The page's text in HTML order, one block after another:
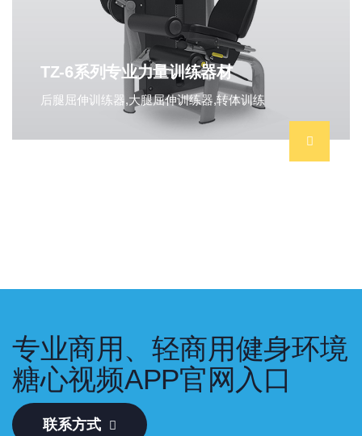
TZ-6系列专业力量训练器材
后腿屈伸训练器,大腿屈伸训练器,转体训练
专业商用、轻商用健身环境
糖心视频APP官网入口
联系方式